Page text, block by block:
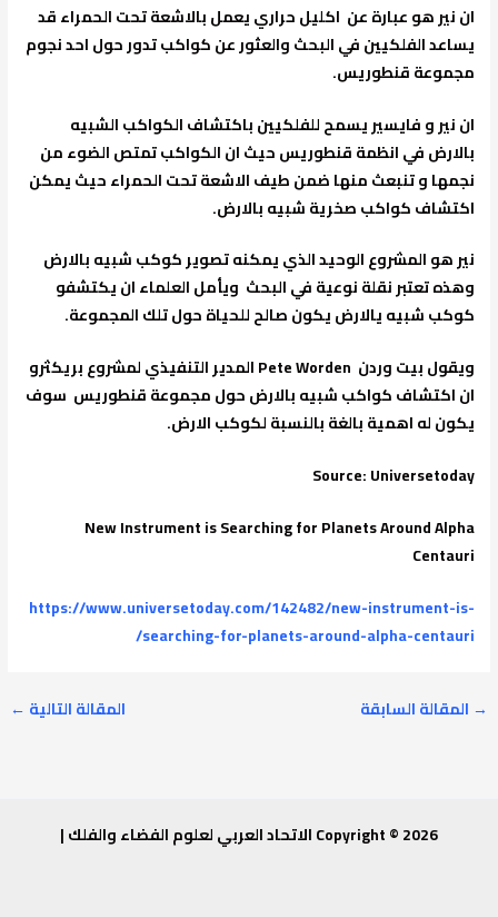
ان نير هو عبارة عن اكليل حراري يعمل بالاشعة تحت الحمراء قد
يساعد الفلكيين في البحث والعثور عن كواكب تدور حول احد نجوم
مجموعة قنطوريس.
ان نير و فايسير يسمح للفلكيين باكتشاف الكواكب الشبيه
بالارض في انظمة قنطوريس حيث ان الكواكب تمتص الضوء من
نجمها و تنبعث منها ضمن طيف الاشعة تحت الحمراء حيث يمكن
اكتشاف كواكب صخرية شبيه بالارض.
نير هو المشروع الوحيد الذي يمكنه تصوير كوكب شبيه بالارض
وهذه تعتبر نقلة نوعية في البحث ويأمل العلماء ان يكتشفو
كوكب شبيه يالارض يكون صالح للحياة حول تلك المجموعة.
ويقول بيت وردن Pete Worden المدير التنفيذي لمشروع بريكثرو
ان اكتشاف كواكب شبيه بالارض حول مجموعة قنطوريس سوف
يكون له اهمية بالغة بالنسبة لكوكب الارض.
Source: Universetoday
New Instrument is Searching for Planets Around Alpha
Centauri
https://www.universetoday.com/142482/new-instrument-is-
searching-for-planets-around-alpha-centauri/
→ المقالة السابقة المقالة التالية ←
Copyright © 2026 الاتحاد العربي لعلوم الفضاء والفلك |